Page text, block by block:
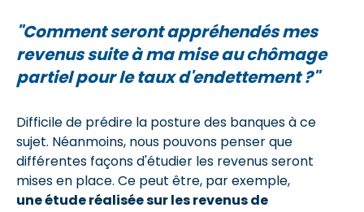
"Comment seront appréhendés mes
revenus suite à ma mise au chômage
partiel pour le taux d'endettement ?"
Difficile de prédire la posture des banques à ce
sujet. Néanmoins, nous pouvons penser que
différentes façons d'étudier les revenus seront
mises en place. Ce peut être, par exemple,
une étude réalisée sur les revenus de